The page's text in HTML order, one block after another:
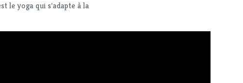
le yoga qui s'adapte à la